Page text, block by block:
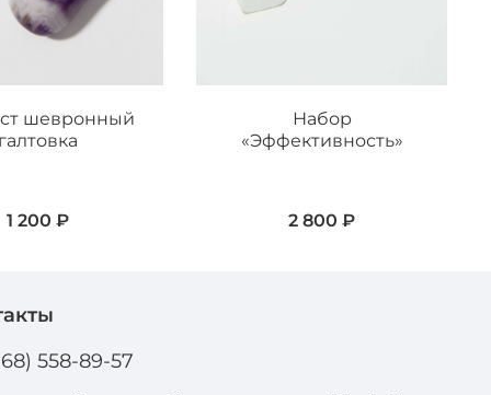
шевронный
1 200 ₽
Набор
«Эффективность»
2 800 ₽
558-89-57